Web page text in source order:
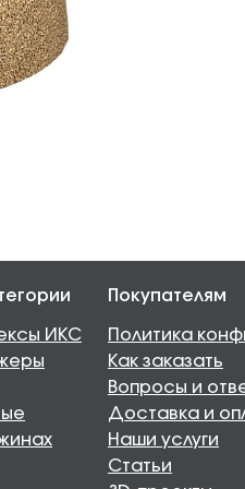
ИКС
Покупателям
Политика
Как заказать
Вопросы и
Доставка и
Наши услуги
Статьи